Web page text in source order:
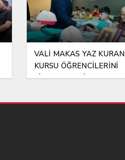
VALİ MAKAS YAZ KURAN
KURSU ÖĞRENCİLERİNİ
ZİYARET ETTİ!